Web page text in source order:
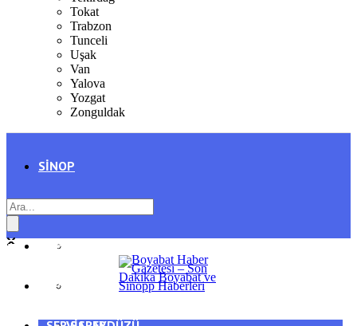
Tokat
Trabzon
Tunceli
Uşak
Van
Yalova
Yozgat
Zonguldak
SINOP
AYANCIK
GENEL
SPOR